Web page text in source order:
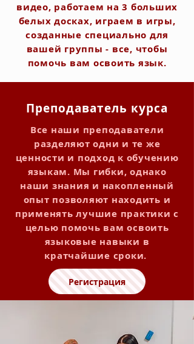
видео, работаем на 3 больших
белых досках, играем в игры,
созданные специально для
вашей группы - все, чтобы
помочь вам освоить язык.
Преподаватель курса
Все наши преподаватели
разделяют одни и те же
ценности и подход к обучению
языкам. Мы гибки, однако
наши знания и накопленный
опыт позволяют находить и
применять лучшие практики с
целью помочь вам освоить
языковые навыки в
кратчайшие сроки.
Регистрация